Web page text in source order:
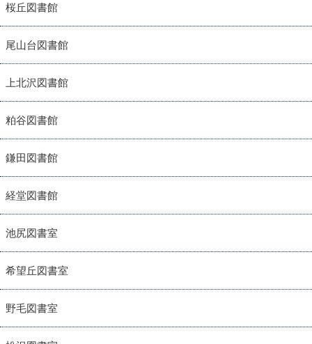
桜丘図書館
尾山台図書館
上北沢図書館
粕谷図書館
鎌田図書館
経堂図書館
池尻図書室
希望丘図書室
野毛図書室